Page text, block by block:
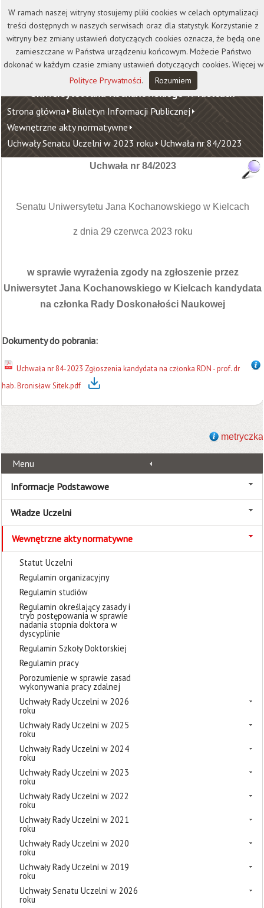
Kontakt Biblioteka
Wydawnictwo
Wirtualna Uczelnia
Uniwersytet Jana Kochanowskiego w Kielcach
Strona główna Biuletyn Informacji Publicznej
Wewnętrzne akty normatywne
Uchwały Senatu Uczelni w 2023 roku Uchwała nr 84/2023
Uchwała nr 84/2023
Senatu Uniwersytetu Jana Kochanowskiego w Kielcach
z dnia 29 czerwca 2023 roku
w sprawie wyrażenia zgody na zgłoszenie przez
Uniwersytet Jana Kochanowskiego w Kielcach kandydata
na członka Rady Doskonałości Naukowej
Dokumenty do pobrania:
Uchwała nr 84-2023 Zgłoszenia kandydata na członka RDN - prof. dr
hab. Bronisław Sitek.pdf
metryczka
Menu
Informacje Podstawowe
Władze Uczelni
Wewnętrzne akty normatywne
Statut Uczelni
Regulamin organizacyjny
Regulamin studiów
Regulamin określający zasady i
tryb postępowania w sprawie
nadania stopnia doktora w
dyscyplinie
Regulamin Szkoły Doktorskiej
Regulamin pracy
Porozumienie w sprawie zasad
wykonywania pracy zdalnej
Uchwały Rady Uczelni w 2026
roku
Uchwały Rady Uczelni w 2025
roku
Uchwały Rady Uczelni w 2024
roku
Uchwały Rady Uczelni w 2023
roku
Uchwały Rady Uczelni w 2022
roku
Uchwały Rady Uczelni w 2021
roku
Uchwały Rady Uczelni w 2020
roku
Uchwały Rady Uczelni w 2019
roku
Uchwały Senatu Uczelni w 2026
roku
W ramach naszej witryny stosujemy pliki cookies w celach optymalizacji
treści dostępnych w naszych serwisach oraz dla statystyk. Korzystanie z
witryny bez zmiany ustawień dotyczących cookies oznacza, że będą one
zamieszczane w Państwa urządzeniu końcowym. Możecie Państwo
dokonać w każdym czasie zmiany ustawień dotyczących cookies. Więcej w
Polityce Prywatności. Rozumiem